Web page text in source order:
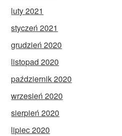
luty 2021
styczeń 2021
grudzień 2020
listopad 2020
październik 2020
wrzesień 2020
sierpień 2020
lipiec 2020